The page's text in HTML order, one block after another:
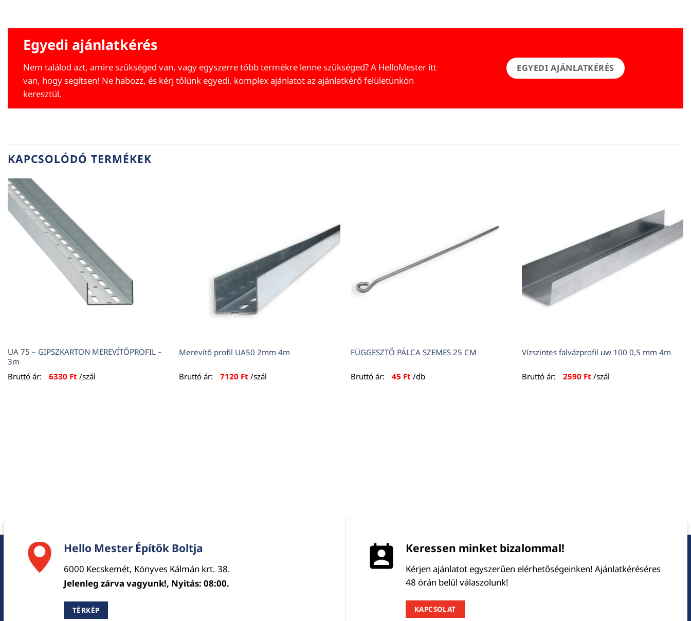
Egyedi ajánlatkérés
Nem találod azt, amire szükséged van, vagy egyszerre több termékre lenne szükséged? A HelloMester itt
van, hogy segítsen! Ne habozz, és kérj tőlünk egyedi, komplex ajánlatot az ajánlatkérő felületünkön
keresztül.
EGYEDI AJÁNLATKÉRÉS
KAPCSOLÓDÓ TERMÉKEK
UA 75 – GIPSZKARTON MEREVÍTŐPROFIL –
3m
Bruttó ár:
6330 Ft /szál
Merevítő profil UA50 2mm 4m
Bruttó ár: 7120 Ft /szál
FÜGGESZTŐ PÁLCA SZEMES 25 CM
Bruttó ár: 45 Ft /db
Vízszintes falvázprofil uw 100 0,5 mm 4m
Bruttó ár: 2590 Ft /szál
Hello Mester Építők Boltja
6000 Kecskemét, Könyves Kálmán krt. 38.
Jelenleg zárva vagyunk!, Nyitás: 08:00.
TÉRKÉP
Keressen minket bizalommal!
Kérjen ajánlatot egyszerűen elérhetőségeinken! Ajánlatkéréséres
48 órán belül válaszolunk!
KAPCSOLAT